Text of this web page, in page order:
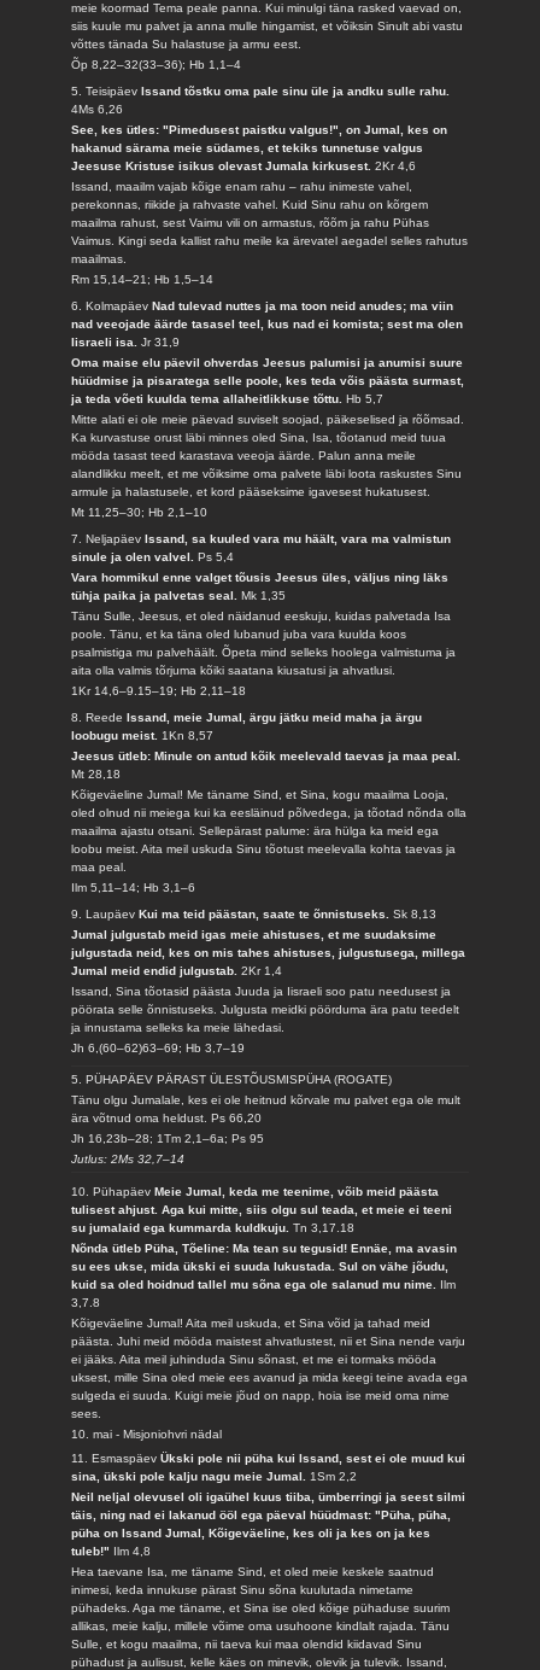
meie koormad Tema peale panna. Kui minulgi täna rasked vaevad on,
siis kuule mu palvet ja anna mulle hingamist, et võiksin Sinult abi vastu
võttes tänada Su halastuse ja armu eest.
Õp 8,22–32(33–36); Hb 1,1–4
5. TeisipäevIssand tõstku oma pale sinu üle ja andku sulle rahu.
4Ms 6,26
See, kes ütles: "Pimedusest paistku valgus!", on Jumal, kes on
hakanud särama meie südames, et tekiks tunnetuse valgus
Jeesuse Kristuse isikus olevast Jumala kirkusest.2Kr 4,6
Issand, maailm vajab kõige enam rahu – rahu inimeste vahel,
perekonnas, riikide ja rahvaste vahel. Kuid Sinu rahu on kõrgem
maailma rahust, sest Vaimu vili on armastus, rõõm ja rahu Pühas
Vaimus. Kingi seda kallist rahu meile ka ärevatel aegadel selles rahutus
maailmas.
Rm 15,14–21; Hb 1,5–14
6. KolmapäevNad tulevad nuttes ja ma toon neid anudes; ma viin
nad veeojade äärde tasasel teel, kus nad ei komista; sest ma olen
Iisraeli isa.Jr 31,9
Oma maise elu päevil ohverdas Jeesus palumisi ja anumisi suure
hüüdmise ja pisaratega selle poole, kes teda võis päästa surmast,
ja teda võeti kuulda tema allaheitlikkuse tõttu.Hb 5,7
Mitte alati ei ole meie päevad suviselt soojad, päikeselised ja rõõmsad.
Ka kurvastuse orust läbi minnes oled Sina, Isa, tõotanud meid tuua
mööda tasast teed karastava veeoja äärde. Palun anna meile
alandlikku meelt, et me võiksime oma palvete läbi loota raskustes Sinu
armule ja halastusele, et kord pääseksime igavesest hukatusest.
Mt 11,25–30; Hb 2,1–10
7. NeljapäevIssand, sa kuuled vara mu häält, vara ma valmistun
sinule ja olen valvel.Ps 5,4
Vara hommikul enne valget tõusis Jeesus üles, väljus ning läks
tühja paika ja palvetas seal.Mk 1,35
Tänu Sulle, Jeesus, et oled näidanud eeskuju, kuidas palvetada Isa
poole. Tänu, et ka täna oled lubanud juba vara kuulda koos
psalmistiga mu palvehäält. Õpeta mind selleks hoolega valmistuma ja
aita olla valmis tõrjuma kõiki saatana kiusatusi ja ahvatlusi.
1Kr 14,6–9.15–19; Hb 2,11–18
8. ReedeIssand, meie Jumal, ärgu jätku meid maha ja ärgu
loobugu meist. 1Kn 8,57
Jeesus ütleb: Minule on antud kõik meelevald taevas ja maa peal.
Mt 28,18
Kõigeväeline Jumal! Me täname Sind, et Sina, kogu maailma Looja,
oled olnud nii meiega kui ka eesläinud põlvedega, ja tõotad nõnda olla
maailma ajastu otsani. Sellepärast palume: ära hülga ka meid ega
loobu meist. Aita meil uskuda Sinu tõotust meelevalla kohta taevas ja
maa peal.
Ilm 5,11–14; Hb 3,1–6
9. LaupäevKui ma teid päästan, saate te õnnistuseks.Sk 8,13
Jumal julgustab meid igas meie ahistuses, et me suudaksime
julgustada neid, kes on mis tahes ahistuses, julgustusega, millega
Jumal meid endid julgustab.2Kr 1,4
Issand, Sina tõotasid päästa Juuda ja Iisraeli soo patu needusest ja
pöörata selle õnnistuseks. Julgusta meidki pöörduma ära patu teedelt
ja innustama selleks ka meie lähedasi.
Jh 6,(60–62)63–69; Hb 3,7–19
5. PÜHAPÄEV PÄRAST ÜLESTÕUSMISPÜHA (ROGATE)
Tänu olgu Jumalale, kes ei ole heitnud kõrvale mu palvet ega ole mult
ära võtnud oma heldust.Ps 66,20
Jh 16,23b–28; 1Tm 2,1–6a; Ps 95
Jutlus: 2Ms 32,7–14
10. PühapäevMeie Jumal, keda me teenime, võib meid päästa
tulisest ahjust. Aga kui mitte, siis olgu sul teada, et meie ei teeni
su jumalaid ega kummarda kuldkuju.Tn 3,17.18
Nõnda ütleb Püha, Tõeline: Ma tean su tegusid! Ennäe, ma avasin
su ees ukse, mida ükski ei suuda lukustada. Sul on vähe jõudu,
kuid sa oled hoidnud tallel mu sõna ega ole salanud mu nime. Ilm
3,7.8
Kõigeväeline Jumal! Aita meil uskuda, et Sina võid ja tahad meid
päästa. Juhi meid mööda maistest ahvatlustest, nii et Sina nende varju
ei jääks. Aita meil juhinduda Sinu sõnast, et me ei tormaks mööda
uksest, mille Sina oled meie ees avanud ja mida keegi teine avada ega
sulgeda ei suuda. Kuigi meie jõud on napp, hoia ise meid oma nime
sees.
10. mai - Misjoniohvri nädal
11. EsmaspäevÜkski pole nii püha kui Issand, sest ei ole muud kui
sina, ükski pole kalju nagu meie Jumal. 1Sm 2,2
Neil neljal olevusel oli igaühel kuus tiiba, ümberringi ja seest silmi
täis, ning nad ei lakanud ööl ega päeval hüüdmast: "Püha, püha,
püha on Issand Jumal, Kõigeväeline, kes oli ja kes on ja kes
tuleb!" Ilm 4,8
Hea taevane Isa, me täname Sind, et oled meie keskele saatnud
inimesi, keda innukuse pärast Sinu sõna kuulutada nimetame
pühadeks. Aga me täname, et Sina ise oled kõige pühaduse suurim
allikas, meie kalju, millele võime oma usuhoone kindlalt rajada. Tänu
Sulle, et kogu maailma, nii taeva kui maa olendid kiidavad Sinu
pühadust ja aulisust, kelle käes on minevik, olevik ja tulevik. Issand,